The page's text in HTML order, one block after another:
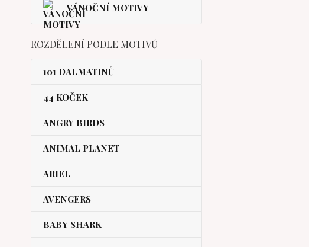
VÁNOČNÍ MOTIVY
ROZDĚLENÍ PODLE MOTIVŮ
101 DALMATINŮ
44 KOČEK
ANGRY BIRDS
ANIMAL PLANET
ARIEL
AVENGERS
BABY SHARK